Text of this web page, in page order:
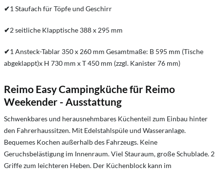
✔1 Staufach für Töpfe und Geschirr
✔2 seitliche Klapptische 388 x 295 mm
✔1 Ansteck-Tablar 350 x 260 mm Gesamtmaße: B 595 mm (Tische
abgeklappt)x H 730 mm x T 450 mm (zzgl. Kanister 76 mm)
Reimo Easy Campingküche für Reimo
Weekender - Ausstattung
Schwenkbares und herausnehmbares Küchenteil zum Einbau hinter
den Fahrerhaussitzen. Mit Edelstahlspüle und Wasseranlage.
Bequemes Kochen außerhalb des Fahrzeugs. Keine
Geruchsbelästigung im Innenraum. Viel Stauraum, große Schublade. 2
Griffe zum leichteren Heben. Der Küchenblock kann im